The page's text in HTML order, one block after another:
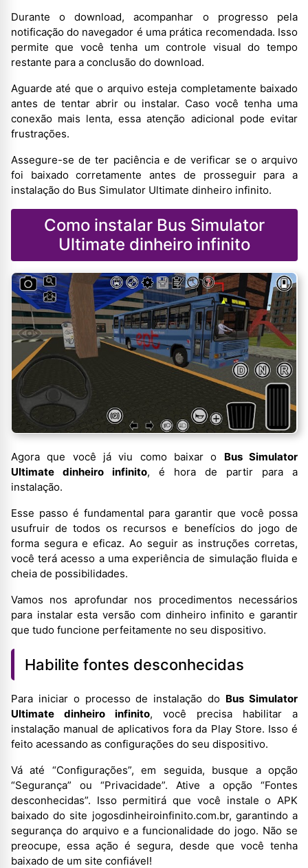
Durante o download, acompanhar o progresso pela
notificação do navegador é uma prática recomendada. Isso
permite que você tenha um controle visual do tempo
restante para a conclusão do download.
Aguarde até que o arquivo esteja completamente baixado
antes de tentar abrir ou instalar. Caso você tenha uma
conexão mais lenta, essa atenção adicional pode evitar
frustrações.
Assegure-se de ter paciência e de verificar se o arquivo
foi baixado corretamente antes de prosseguir para a
instalação do Bus Simulator Ultimate dinheiro infinito.
Como instalar Bus Simulator
Ultimate dinheiro infinito
Agora que você já viu como baixar o Bus Simulator
Ultimate dinheiro infinito, é hora de partir para a
instalação.
Esse passo é fundamental para garantir que você possa
usufruir de todos os recursos e benefícios do jogo de
forma segura e eficaz. Ao seguir as instruções corretas,
você terá acesso a uma experiência de simulação fluida e
cheia de possibilidades.
Vamos nos aprofundar nos procedimentos necessários
para instalar esta versão com dinheiro infinito e garantir
que tudo funcione perfeitamente no seu dispositivo.
Habilite fontes desconhecidas
Para iniciar o processo de instalação do Bus Simulator
Ultimate dinheiro infinito, você precisa habilitar a
instalação manual de aplicativos fora da Play Store. Isso é
feito acessando as configurações do seu dispositivo.
Vá até “Configurações”, em seguida, busque a opção
“Segurança” ou “Privacidade”. Ative a opção “Fontes
desconhecidas”. Isso permitirá que você instale o APK
baixado do site jogosdinheiroinfinito.com.br, garantindo a
segurança do arquivo e a funcionalidade do jogo. Não se
preocupe, essa ação é segura, desde que você tenha
baixado de um site confiável!